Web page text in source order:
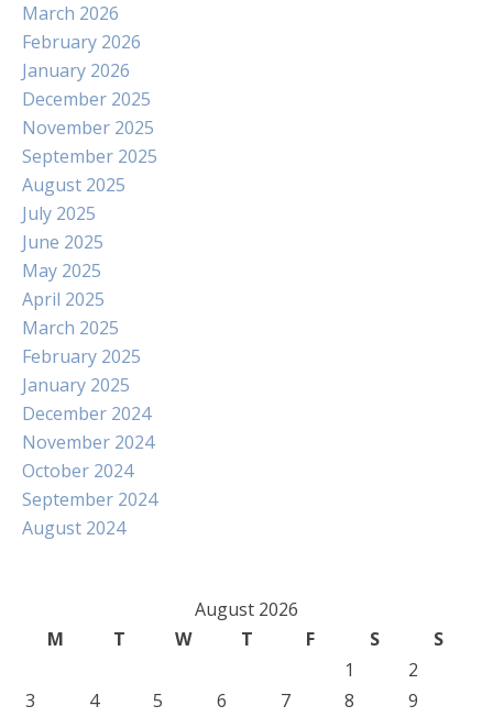
March 2026
February 2026
January 2026
December 2025
November 2025
September 2025
August 2025
July 2025
June 2025
May 2025
April 2025
March 2025
February 2025
January 2025
December 2024
November 2024
October 2024
September 2024
August 2024
August 2026
M
T W T F S
S
1
2
3
4 5 6 7 8
9